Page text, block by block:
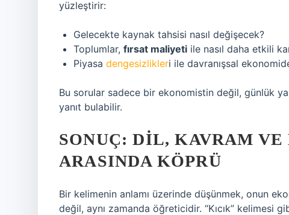
yüzleştirir:
Gelecekte kaynak tahsisi nasıl değişecek?
Toplumlar, fırsat maliyeti ile nasıl daha etkili
Piyasa dengesizlikleri ile davranışsal
Bu sorular sadece bir ekonomistin değil, günlük
yanıt bulabilir.
SONUÇ: DIL, KAVRAM
ARASINDA KÖPRÜ
Bir kelimenin anlamı üzerinde düşünmek, onun
değil, aynı zamanda öğreticidir. “Kıcık” kelimesi